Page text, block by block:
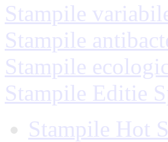
Stampile
Stampile
Stampile
Stampile Editie
Stampile Hot